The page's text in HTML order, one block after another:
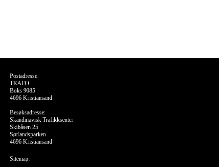
Postadresse:
TRAFO
Boks 9085
4696 Kristiansand
Besøksadresse:
Skandinavisk Trafikksenter
Skibåsen 25
Sørlandsparken
4696 Kristiansand
Sitemap: